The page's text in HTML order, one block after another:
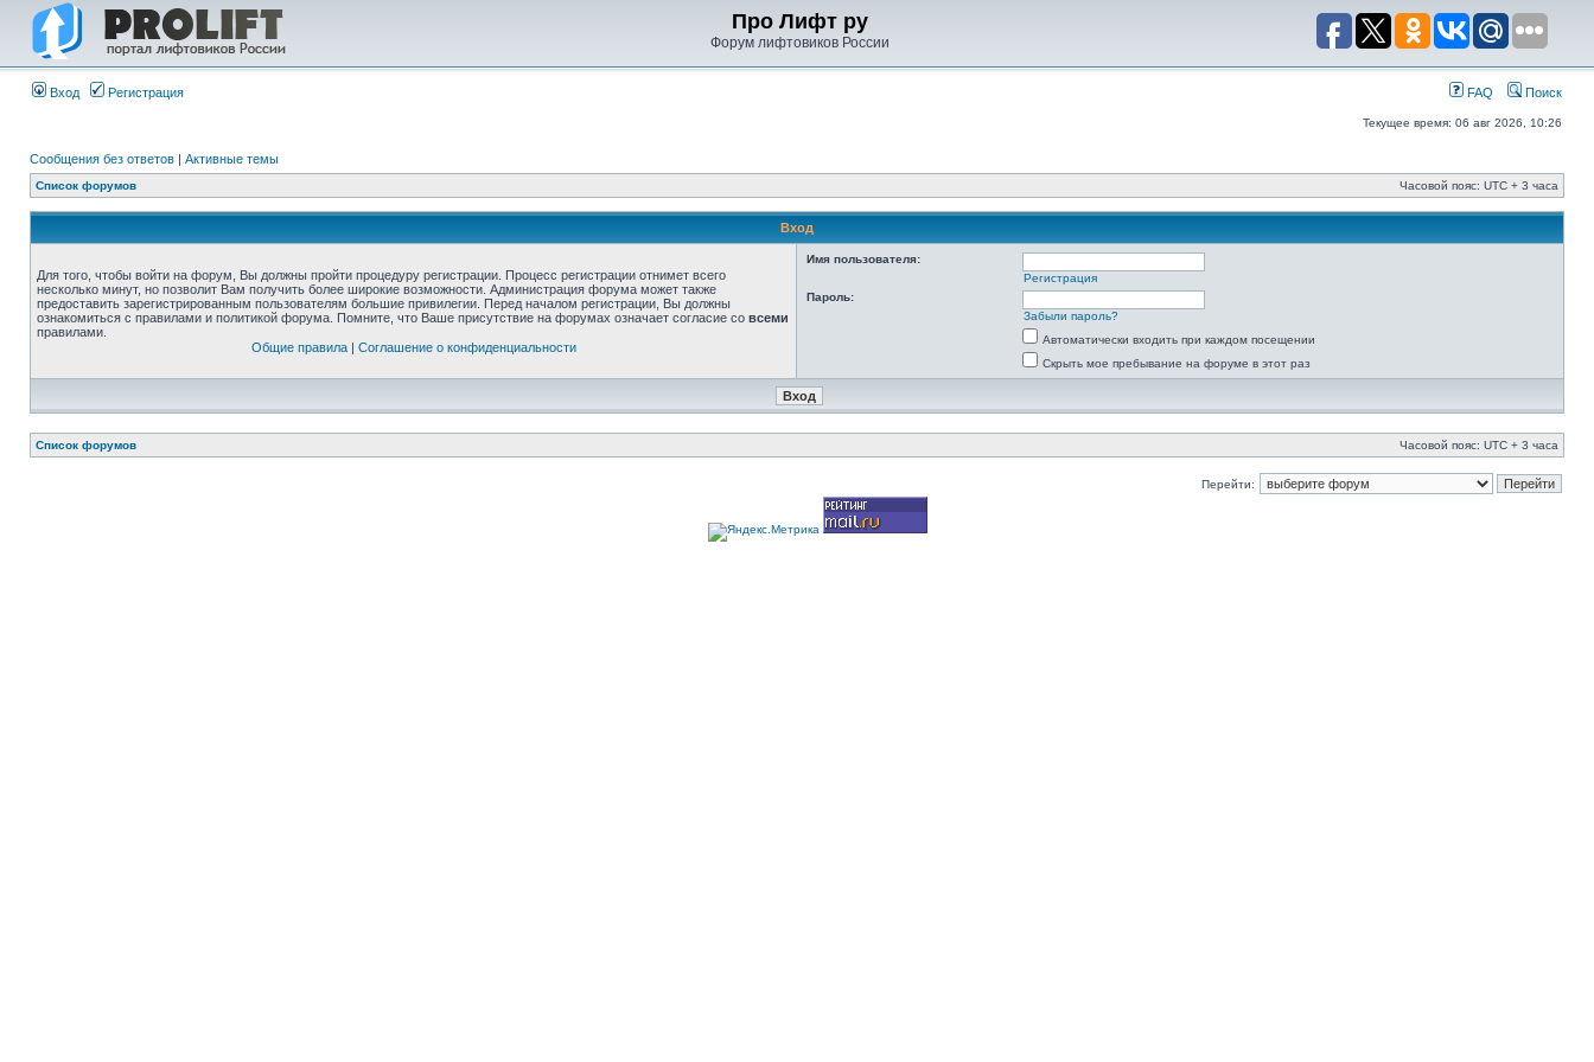
Про Лифт ру
Форум лифтовиков России
Вход Регистрация FAQ Поиск
Текущее время: 06 авг 2026, 10:26
Сообщения без ответов | Активные темы
Список форумов Часовой пояс: UTC + 3 часа
Вход
Для того, чтобы войти на форум, Вы должны пройти процедуру регистрации. Процесс регистрации отнимет всего
несколько минут, но позволит Вам получить более широкие возможности. Администрация форума может также
предоставить зарегистрированным пользователям большие привилегии. Перед началом регистрации, Вы должны
ознакомиться с правилами и политикой форума. Помните, что Ваше присутствие на форумах означает согласие со всеми
правилами.
Общие правила| Соглашение о конфиденциальности
Имя пользователя:
Регистрация
Пароль:
Забыли пароль?
Автоматически входить при каждом посещении
Скрыть мое пребывание на форуме в этот раз
Список форумов Часовой пояс: UTC + 3 часа
Перейти: